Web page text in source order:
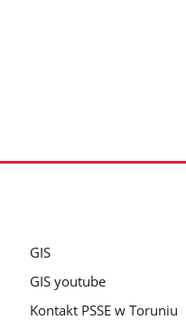
GIS
GIS youtube
Kontakt PSSE w Toruniu